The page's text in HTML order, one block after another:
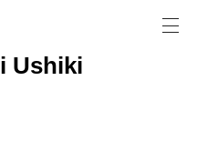
Ushiki